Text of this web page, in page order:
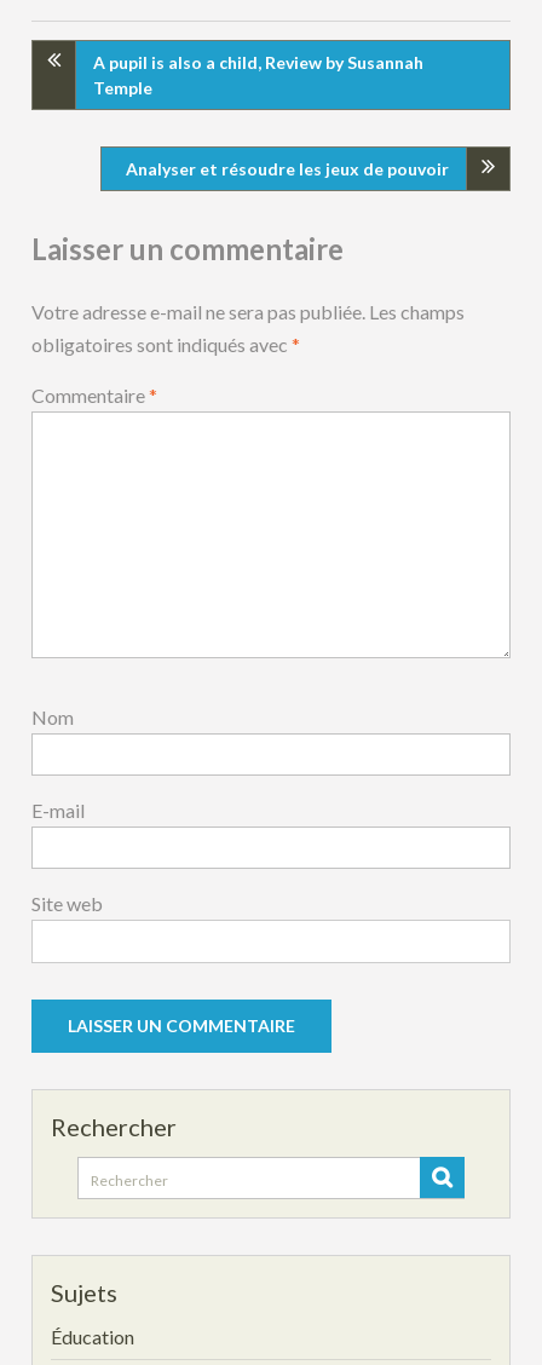
A pupil is also a child, Review by Susannah
Temple
Analyser et résoudre les jeux de pouvoir
Laisser un commentaire
Votre adresse e-mail ne sera pas publiée. Les champs
obligatoires sont indiqués avec*
Commentaire*
Nom
E-mail
Site web
Rechercher
Search
for:
Sujets
Éducation